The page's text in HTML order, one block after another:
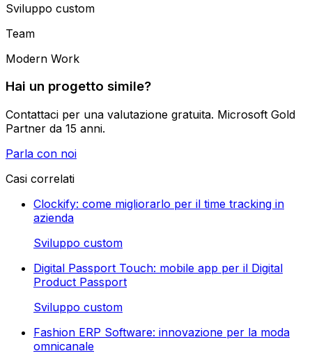
Sviluppo custom
Team
Modern Work
Hai un progetto simile?
Contattaci per una valutazione gratuita. Microsoft Gold
Partner da 15 anni.
Parla con noi
Casi correlati
Clockify: come migliorarlo per il time tracking in
azienda
Sviluppo custom
Digital Passport Touch: mobile app per il Digital
Product Passport
Sviluppo custom
Fashion ERP Software: innovazione per la moda
omnicanale